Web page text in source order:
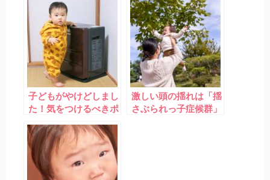
子どもがやけどしまし
た！気をつけるべきポ
激しい頭の揺れは「揺
さぶられっ子症候群」